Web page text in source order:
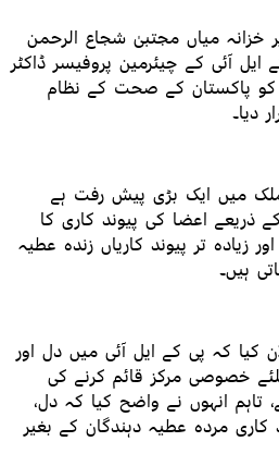
میاں مجتبیٰ شجاع الرحمن
آئی کے چیئرمین پروفیسر ڈاکٹر
کو پاکستان کے صحت کے نظام
دیا۔
میں ایک بڑی پیش رفت ہے
ذریعے اعضا کی پیوند کاری کا
زیادہ تر پیوند کاریاں زندہ عطیہ
ہیں۔
کیا کہ پی کے ایل آئی میں دل اور
خصوصی مرکز قائم کرنے کی
تاہم انہوں نے واضح کیا کہ دل،
کاری مردہ عطیہ دہندگان کے بغیر